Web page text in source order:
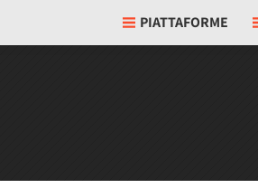
PIATTAFORME